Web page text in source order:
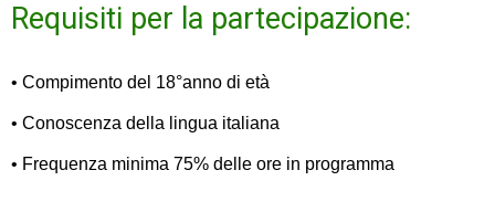
Requisiti per la partecipazione:
• Compimento del 18°anno di età
• Conoscenza della lingua italiana
• Frequenza minima 75% delle ore in programma